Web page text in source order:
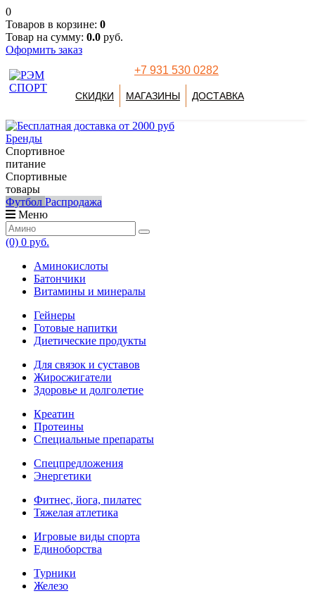
0
Товаров в корзине: 0
Товар на сумму: 0.0 руб.
Оформить заказ
+7 931 530 0282
СКИДКИ МАГАЗИНЫ ДОСТАВКА
Бренды
Спортивное
питание
Спортивные
товары
Футбол Распродажа
Меню
(0) 0 руб.
Аминокислоты
Батончики
Витамины и минералы
Гейнеры
Готовые напитки
Диетические продукты
Для связок и суставов
Жиросжигатели
Здоровье и долголетие
Креатин
Протеины
Специальные препараты
Спецпредложения
Энергетики
Фитнес, йога, пилатес
Тяжелая атлетика
Игровые виды спорта
Единоборства
Турники
Железо